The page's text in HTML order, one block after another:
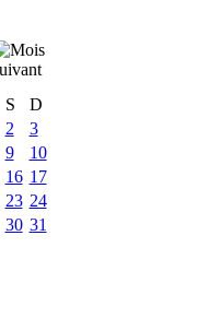
S
D
2
3
9
10
16 17
23 24
30 31